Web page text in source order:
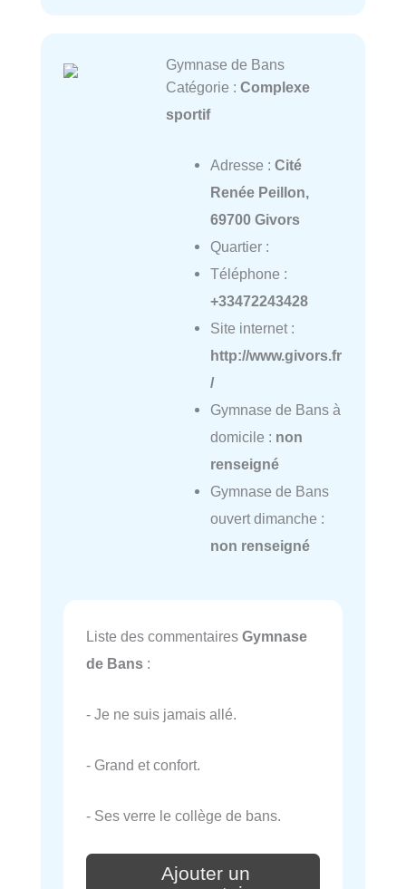
Gymnase de Bans
Catégorie : Complexe
sportif
Adresse : Cité
Renée Peillon,
69700 Givors
Quartier :
Téléphone :
+33472243428
Site internet :
http://www.givors.fr
/
Gymnase de Bans à
domicile : non
renseigné
Gymnase de Bans
ouvert dimanche :
non renseigné
Liste des commentaires Gymnase
de Bans :
- Je ne suis jamais allé.
- Grand et confort.
- Ses verre le collège de bans.
Ajouter un